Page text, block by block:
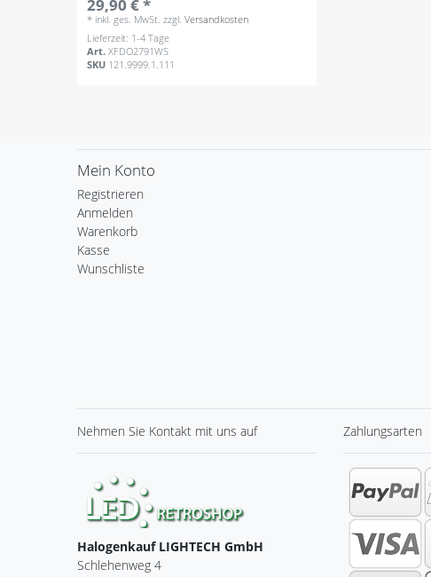
29,90 € *
* inkl. ges. MwSt. zzgl.Versandkosten
Lieferzeit: 1-4 Tage
Art.XFDO2791WS
SKU 121.9999.1.111
Mein Konto
Registrieren
Anmelden
Warenkorb
Kasse
Wunschliste
Nehmen Sie Kontakt mit uns auf
Halogenkauf LIGHTECH GmbH
Schlehenweg 4
Zahlungsarten